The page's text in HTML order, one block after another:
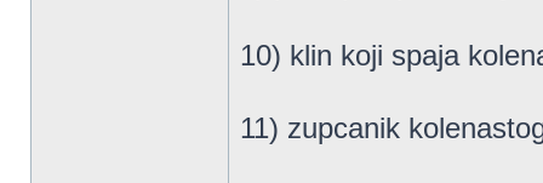
10) klin koji spaja
11) zupcanik